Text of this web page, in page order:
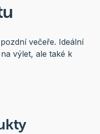
večeře. Ideální
výlet, ale také k